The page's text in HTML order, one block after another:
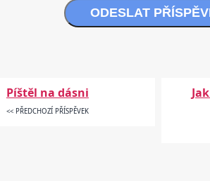
ODESLAT
Píštěl na dásni
<< PŘEDCHOZÍ PŘÍSPĚVEK